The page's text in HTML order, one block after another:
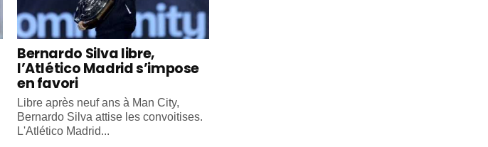
Bernardo Silva libre,
l’Atlético Madrid s’impose
en favori
Libre après neuf ans à Man City,
Bernardo Silva attise les convoitises.
L'Atlético Madrid...